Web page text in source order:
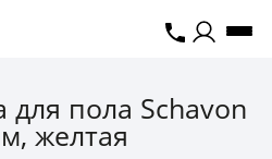
для пола Schavon
желтая